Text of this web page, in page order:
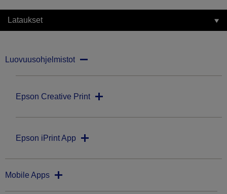
Lataukset
Luovuusohjelmistot
Epson Creative Print
Epson iPrint App
Mobile Apps